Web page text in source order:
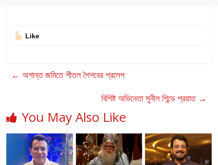
Like
← অশান্ত জমিতে শীতল শৈশবের প্রলেপ
বিশিষ্ট অভিনেতা সুনীল শিন্ডে প্রয়াত →
You May Also Like